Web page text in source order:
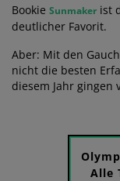
Bookie Sunmaker ist
deutlicher Favorit.
Aber: Mit den
nicht die besten
diesem Jahr gingen
Alle